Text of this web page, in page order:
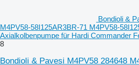
Bondioli &
M4PV58-58I125AR3BR-71 M4PV58-
Axialkolbenpumpe für Hardi Commander
8
Bondioli & Pavesi M4PV58 284648